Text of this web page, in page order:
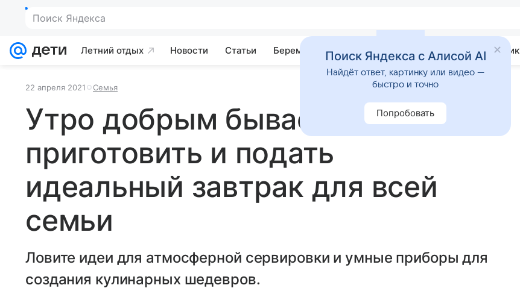
Поиск Яндекса
Летний отдых Новости Статьи Беременность Развитие Почемучка Учебник
22 апреля 2021 Семья
Утро добрым бывает: как
приготовить и подать
идеальный завтрак для всей
семьи
Ловите идеи для атмосферной сервировки и умные приборы для
создания кулинарных шедевров.
Поиск Яндекса с Алисой AI
Найдёт ответ, картинку или видео —
быстро и точно
Попробовать